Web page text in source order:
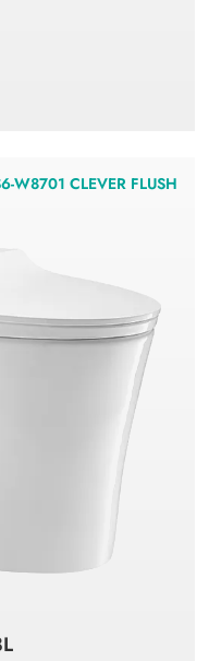
W8701 CLEVER FLUSH